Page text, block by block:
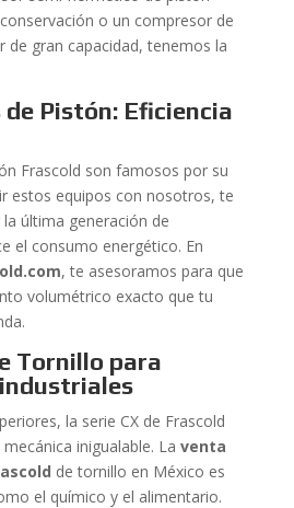
o un compresor de
de gran capacidad, tenemos la
de Pistón: Eficiencia
Frascold son famosos por su
estos equipos con nosotros, te
última generación de
el consumo energético. En
, te asesoramos para que
volumétrico exacto que tu
Tornillo para
la serie CX de Frascold
inigualable. La venta
de tornillo en México es
el químico y el alimentario.